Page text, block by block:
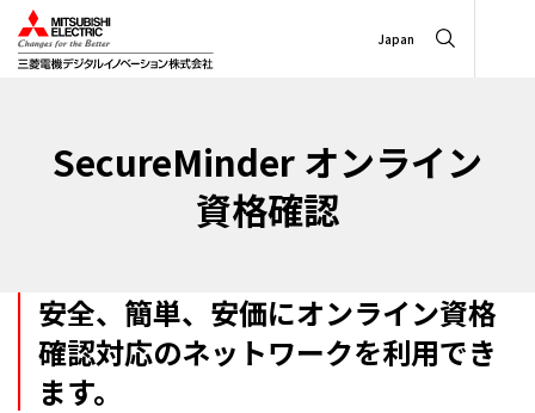
Japan
SecureMinder オンライン
資格確認
安全、簡単、安価にオンライン資格
確認対応のネットワークを利用でき
ます。